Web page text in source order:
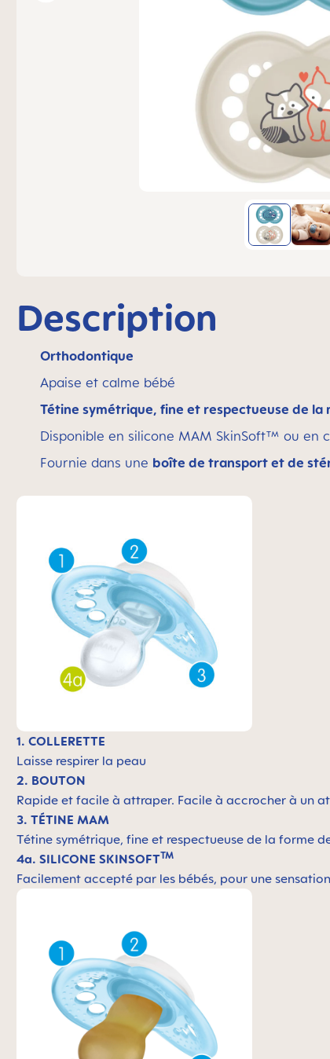
Description
Orthodontique
Apaise et calme bébé
Tétine symétrique, fine et respectueuse de la
Disponible en silicone MAM SkinSoft™ ou en
Fournie dans une boîte de transport et de
1. COLLERETTE
Laisse respirer la peau
2. BOUTON
Rapide et facile à attraper. Facile à accrocher à un
3. TÉTINE MAM
Tétine symétrique, fine et respectueuse de la forme
4a. SILICONE SKINSOFTTM
Facilement accepté par les bébés, pour une